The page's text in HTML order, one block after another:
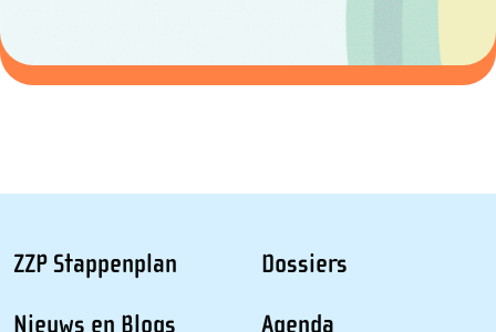
ZZP Stappenplan
Nieuws en Blogs
Dossiers
Agenda